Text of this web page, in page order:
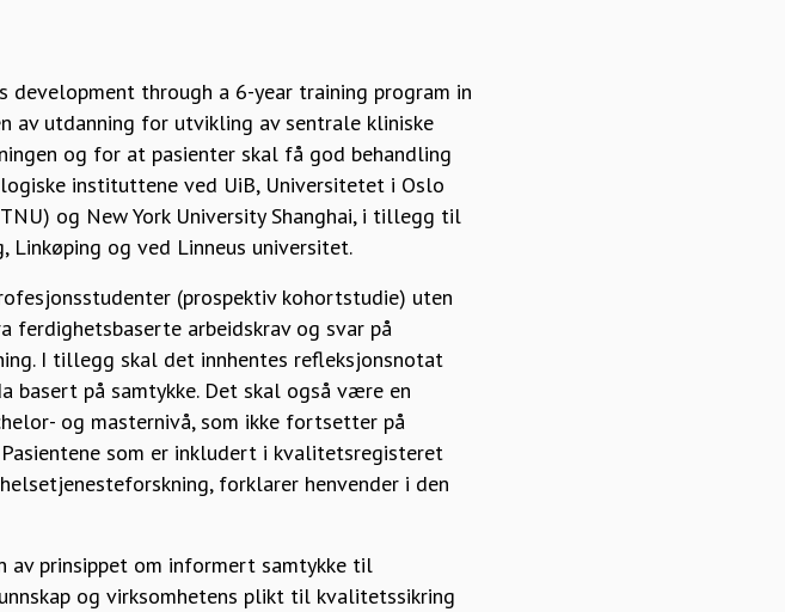
through a 6-year training program in
av utdanning for utvikling av sentrale kliniske
og for at pasienter skal få god behandling
instituttene ved UiB, Universitetet i Oslo
og New York University Shanghai, i tillegg til
Linkøping og ved Linneus universitet.
(prospektiv kohortstudie) uten
ferdighetsbaserte arbeidskrav og svar på
I tillegg skal det innhentes refleksjonsnotat
basert på samtykke. Det skal også være en
og masternivå, som ikke fortsetter på
som er inkludert i kvalitetsregisteret
forklarer henvender i den
av prinsippet om informert samtykke til
og virksomhetens plikt til kvalitetssikring